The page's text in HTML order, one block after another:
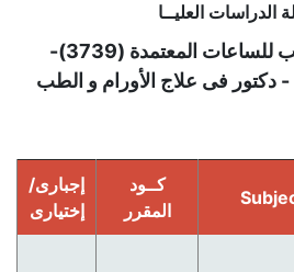
العليــا
كلية الطب - كلية الطب للساعات المعتمدة (3739)-
- دكتور فى علاج الأورام و الطب
كــود
المقرر
إجبارى/
إختيارى